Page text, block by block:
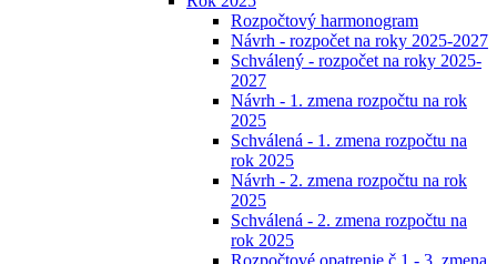
Rozpočtový harmonogram
Návrh - rozpočet na roky 2025-2027
Schválený - rozpočet na roky 2025-
2027
Návrh - 1. zmena rozpočtu na rok
2025
Schválená - 1. zmena rozpočtu na
rok 2025
Návrh - 2. zmena rozpočtu na rok
2025
Schválená - 2. zmena rozpočtu na
rok 2025
Rozpočtové opatrenie č.1 - 3. zmena